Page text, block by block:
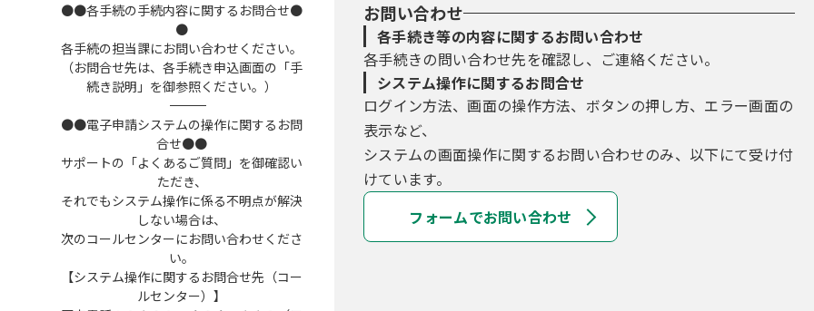
●●各手続の手続内容に関するお問合せ●
●
各手続の担当課にお問い合わせください。
（お問合せ先は、各手続き申込画面の「手
続き説明」を御参照ください。）
――――――――――――――――――――――――――――――――――――――――――――――――――
●●電子申請システムの操作に関するお問
合せ●●
サポートの「よくあるご質問」を御確認い
ただき、
それでもシステム操作に係る不明点が解決
しない場合は、
次のコールセンターにお問い合わせくださ
い。
【システム操作に関するお問合せ先（コー
ルセンター）】
お問い合わせ
各手続き等の内容に関するお問い合わせ
各手続きの問い合わせ先を確認し、ご連絡ください。
システム操作に関するお問合せ
ログイン方法、画面の操作方法、ボタンの押し方、エラー画面の
表示など、
システムの画面操作に関するお問い合わせのみ、以下にて受け付
けています。
フォームでお問い合わせ